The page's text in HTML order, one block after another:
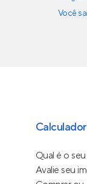
Você
Qual é o
Avalie seu